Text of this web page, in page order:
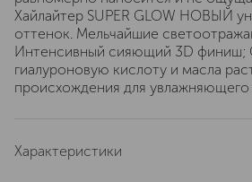
Хайлайтер SUPER GLOW НОВЫЙ
оттенок. Мельчайшие
Интенсивный сияющий 3D финиш;
гиалуроновую кислоту и масла
происхождения для
Характеристики